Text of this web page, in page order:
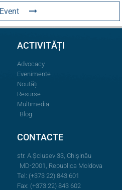
ACTIVITĂȚI
Advocacy
Evenimente
Noutăți
Resurse
Multimedia
Blog
CONTACTE
str. A.Şciusev 33, Chișinău
MD-2001, Republica Moldova
Tel: (+373 22) 843 601
Fax: (+373 22) 843 602